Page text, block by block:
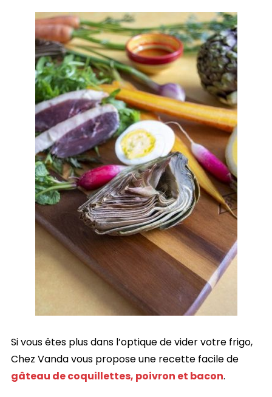
Si vous êtes plus dans l’optique de vider votre frigo,
Chez Vanda vous propose une recette facile de
gâteau de coquillettes, poivron et bacon.